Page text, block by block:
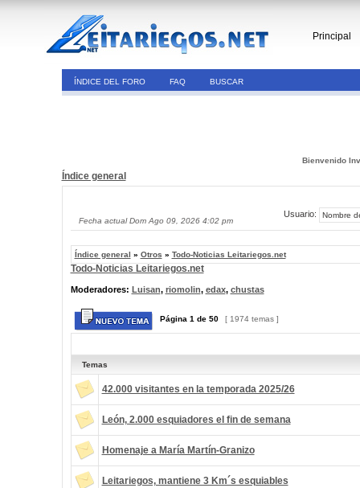
Principal
ÍNDICE DEL FORO FAQ BUSCAR
Bienvenido
Índice general
Fecha actual Dom Ago 09, 2026 4:02 pm
Usuario:
Índice general » Otros » Todo-Noticias Leitariegos.net
Todo-Noticias Leitariegos.net
Moderadores: Luisan, riomolin, edax, chustas
Página 1 de 50 [ 1974 temas ]
Temas
42.000 visitantes en la temporada 2025/26
León, 2.000 esquiadores el fin de semana
Homenaje a María Martín-Granizo
Leitariegos, mantiene 3 Km´s esquiables